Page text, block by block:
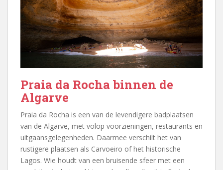
Praia da Rocha binnen de
Algarve
Praia da Rocha is een van de levendigere badplaatsen
van de Algarve, met volop voorzieningen, restaurants en
uitgaansgelegenheden. Daarmee verschilt het van
rustigere plaatsen als Carvoeiro of het historische
Lagos. Wie houdt van een bruisende sfeer met een